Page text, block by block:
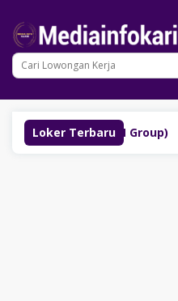
konten
Loker Terbaru
(SM Group)